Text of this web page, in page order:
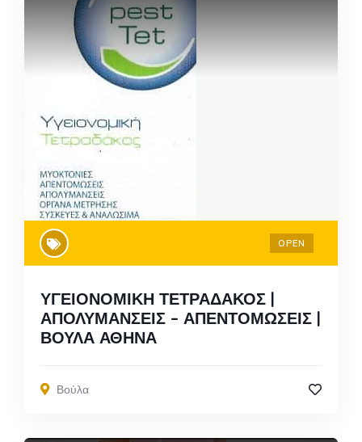
OPEN
ΥΓΕΙΟΝΟΜΙΚΗ ΤΕΤΡΑΔΑΚΟΣ |
ΑΠΟΛΥΜΑΝΣΕΙΣ – ΑΠΕΝΤΟΜΩΣΕΙΣ |
ΒΟΥΛΑ ΑΘΗΝΑ
Βούλα